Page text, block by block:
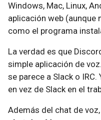
Windows, Mac, Linux,
aplicación web
como el programa
La verdad es que
simple aplicación de
se parece a Slack o
en vez de Slack en el
Además del chat de